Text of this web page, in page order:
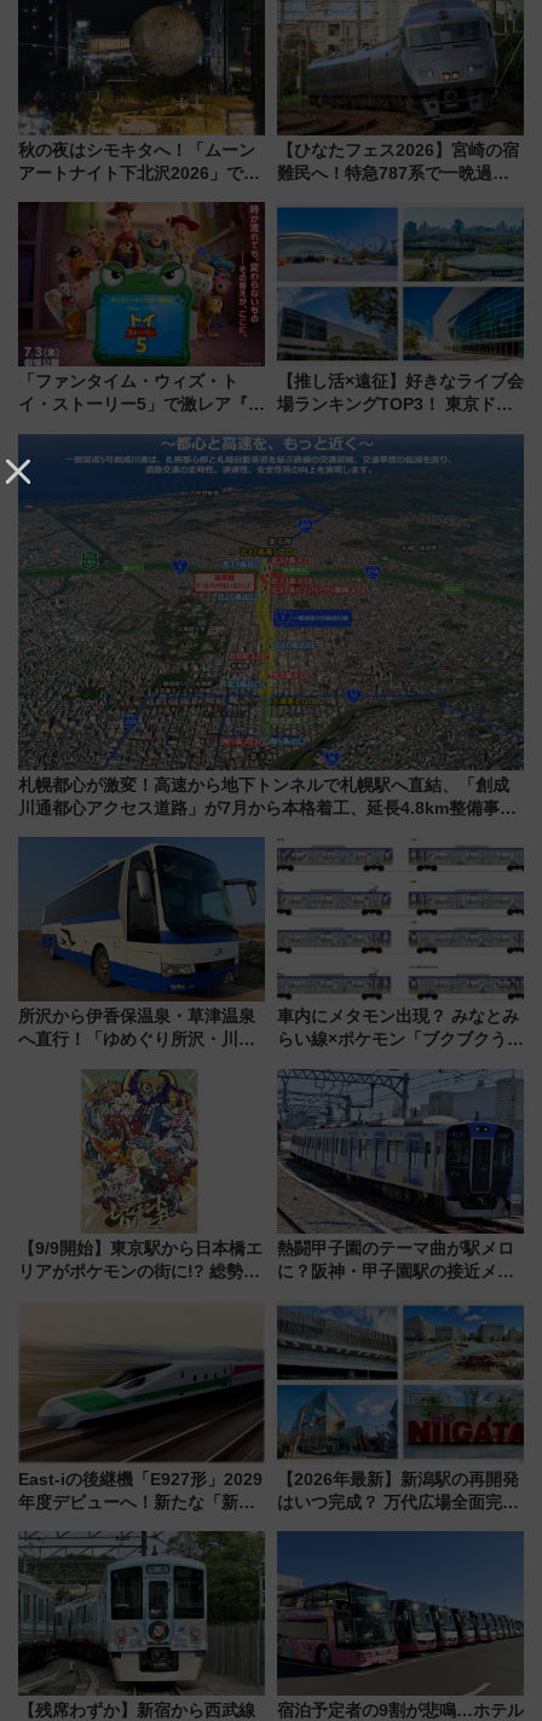
う！
ぶ！ JR空港駅は2面3線化！
秋の夜はシモキタへ！「ムーン
アートナイト下北沢2026」でイ
を満喫しよう
【ひなたフェス2026】宮崎の宿
難民へ！特急787系で一晩過ご
ローおひさま」が救世主に？
「ファンタイム・ウィズ・ト
イ・ストーリー5」で激レア『ロ
デコレーションも徹底解説
【推し活×遠征】好きなライブ会
場ランキングTOP3！ 東京ドー
由と交通アクセス術、ライブ会
場に何を求める？
札幌都心が激変！高速から地下トンネルで札幌駅へ直結、「創成
川通都心アクセス道路」が7月から本格着工、延長4.8km整備事業
所沢から伊香保温泉・草津温泉
へ直行！「ゆめぐり所沢・川越
軽に 運行ダイヤ・運賃を解説
車内にメタモン出現？ みなとみ
らい線×ポケモン「ブクブクうみ
行開始に！ この夏は直通列車で
横浜へ！
【9/9開始】東京駅から日本橋エ
リアがポケモンの街に!? 総勢
熱闘甲子園のテーマ曲が駅メロ
に？阪神・甲子園駅の接近メロ
谷実アレンジの特別仕様へ、8月
5日始発から
East-iの後継機「E927形」2029
年度デビューへ！新たな「新幹
説【JR東日本】
【2026年最新】新潟駅の再開発
はいつ完成？ 万代広場全面完成
解説！
【残席わずか】新宿から西武線
宿泊予定者の9割が悲鳴…ホテル